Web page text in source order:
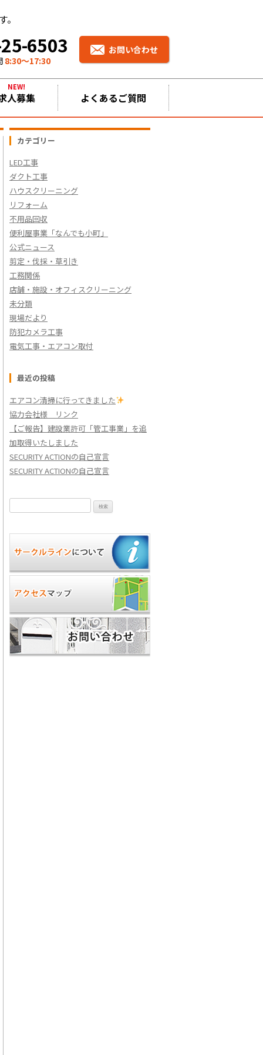
6503
8:30〜17:30
お問い合わせ
人募集
NEW!
よくあるご質問
カテゴリー
LED工事
ダクト工事
ハウスクリーニング
リフォーム
不用品回収
便利屋事業「なんでも小町」
公式ニュース
剪定・伐採・草引き
工務関係
店舗・施設・オフィスクリーニング
未分類
現場だより
防犯カメラ工事
電気工事・エアコン取付
最近の投稿
エアコン清掃に行ってきました
協力会社様 リンク
【ご報告】建設業許可「管工事業」を追
加取得いたしました
SECURITY ACTIONの自己宣言
SECURITY ACTIONの自己宣言
検
索: